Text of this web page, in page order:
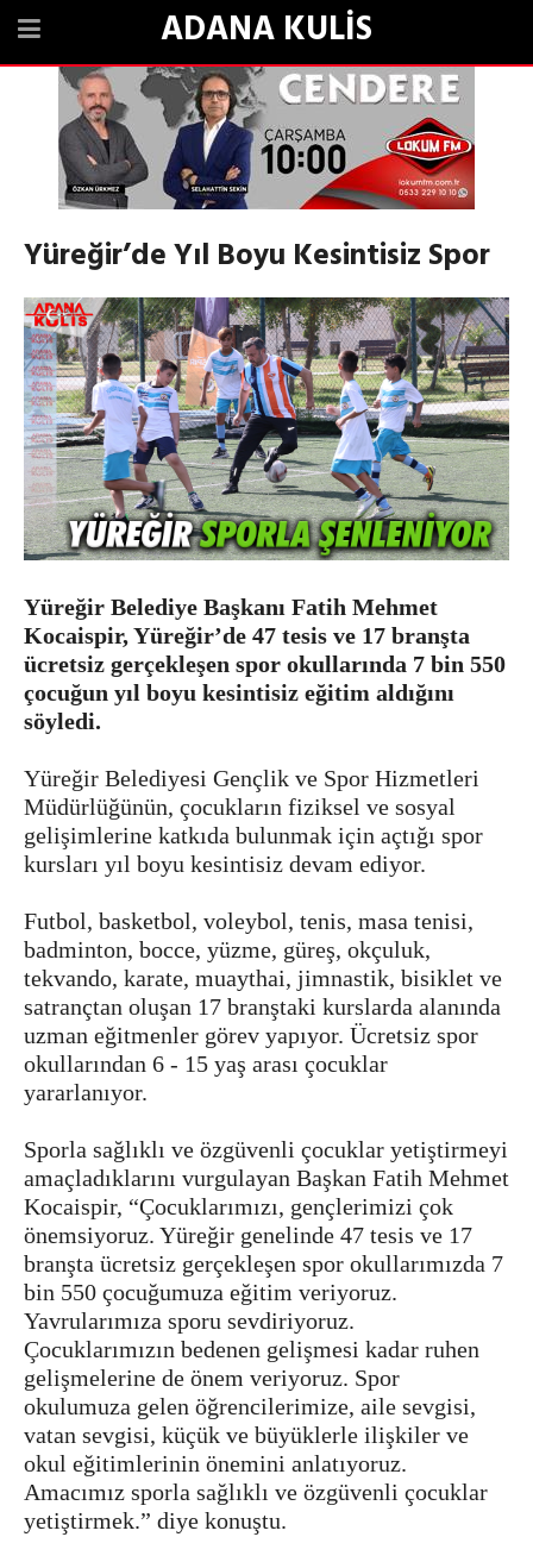
ADANA KULİS
Yüreğir’de Yıl Boyu Kesintisiz Spor
Yüreğir Belediye Başkanı Fatih Mehmet
Kocaispir, Yüreğir’de 47 tesis ve 17 branşta
ücretsiz gerçekleşen spor okullarında 7 bin 550
çocuğun yıl boyu kesintisiz eğitim aldığını
söyledi.
Yüreğir Belediyesi Gençlik ve Spor Hizmetleri
Müdürlüğünün, çocukların fiziksel ve sosyal
gelişimlerine katkıda bulunmak için açtığı spor
kursları yıl boyu kesintisiz devam ediyor.
Futbol, basketbol, voleybol, tenis, masa tenisi,
badminton, bocce, yüzme, güreş, okçuluk,
tekvando, karate, muaythai, jimnastik, bisiklet ve
satrançtan oluşan 17 branştaki kurslarda alanında
uzman eğitmenler görev yapıyor. Ücretsiz spor
okullarından 6 - 15 yaş arası çocuklar
yararlanıyor.
Sporla sağlıklı ve özgüvenli çocuklar yetiştirmeyi
amaçladıklarını vurgulayan Başkan Fatih Mehmet
Kocaispir, “Çocuklarımızı, gençlerimizi çok
önemsiyoruz. Yüreğir genelinde 47 tesis ve 17
branşta ücretsiz gerçekleşen spor okullarımızda 7
bin 550 çocuğumuza eğitim veriyoruz.
Yavrularımıza sporu sevdiriyoruz.
Çocuklarımızın bedenen gelişmesi kadar ruhen
gelişmelerine de önem veriyoruz. Spor
okulumuza gelen öğrencilerimize, aile sevgisi,
vatan sevgisi, küçük ve büyüklerle ilişkiler ve
okul eğitimlerinin önemini anlatıyoruz.
Amacımız sporla sağlıklı ve özgüvenli çocuklar
yetiştirmek.” diye konuştu.